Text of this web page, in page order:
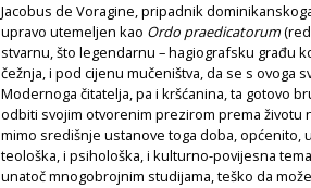
Jacobus de Voragine, pripadnik
upravo utemeljen kao Ordo praedicatorum
stvarnu, što legendarnu – hagiografsku građu
čežnja, i pod cijenu mučeništva, da se s ovoga
Modernoga čitatelja, pa i kršćanina, ta gotovo
odbiti svojim otvorenim prezirom prema životu
mimo središnje ustanove toga doba, općenito,
teološka, i psihološka, i kulturno-povijesna
unatoč mnogobrojnim studijama, teško da